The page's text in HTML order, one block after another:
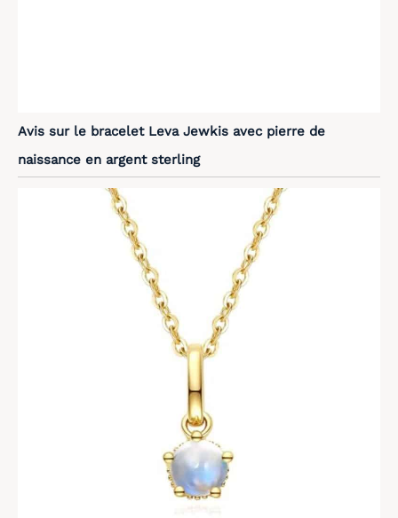
Avis sur le bracelet Leva Jewkis avec pierre de
naissance en argent sterling